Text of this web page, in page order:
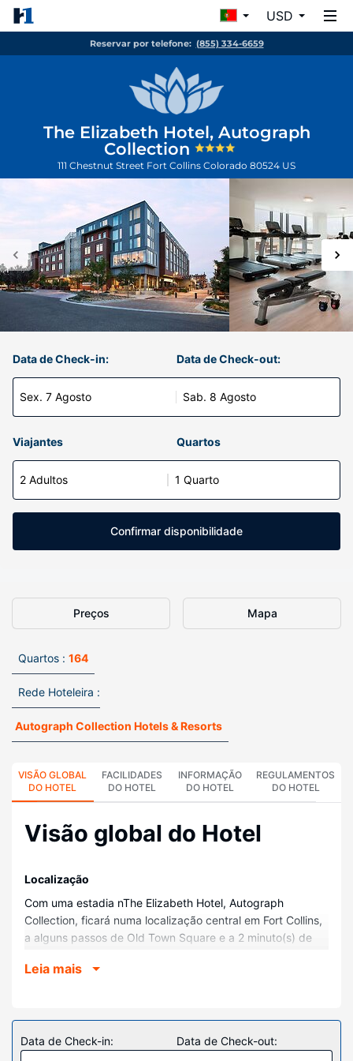
USD
Reservar por telefone: (855) 334-6659
The Elizabeth Hotel, Autograph
Collection
111 Chestnut Street Fort Collins Colorado 80524 US
Data de Check-in:
Sex. 7 Agosto
Data de Check-out:
Sab. 8 Agosto
Viajantes Quartos
2 Adultos 1 Quarto
Confirmar disponibilidade
Preços Mapa
Quartos : 164
Rede Hoteleira :
Autograph Collection Hotels & Resorts
VISÃO GLOBAL
DO HOTEL
FACILIDADES
DO HOTEL
INFORMAÇÃO
DO HOTEL
REGULAMENTOS
DO HOTEL
Visão global do Hotel
Localização
Com uma estadia nThe Elizabeth Hotel, Autograph
Collection, ficará numa localização central em Fort Collins,
a alguns passos de Old Town Square e a 2 minuto(s) de
km (0,3 mi) de Cache La Poudre River e a 0,7 km (0,4 mi)
Sinta-se em casa num dos 164 quartos com ar
condicionado e um televisor LCD. As camas têm colchões
Leia mais
Data de Check-in: Data de Check-out: